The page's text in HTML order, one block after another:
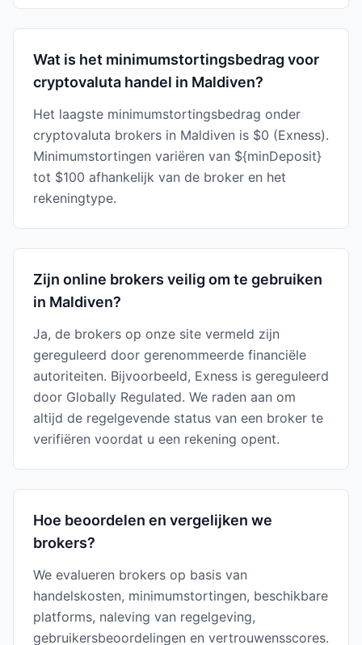
Wat is het minimumstortingsbedrag voor
cryptovaluta handel in Maldiven?
Het laagste minimumstortingsbedrag onder
cryptovaluta brokers in Maldiven is $0 (Exness).
Minimumstortingen variëren van ${minDeposit}
tot $100 afhankelijk van de broker en het
rekeningtype.
Zijn online brokers veilig om te gebruiken
in Maldiven?
Ja, de brokers op onze site vermeld zijn
gereguleerd door gerenommeerde financiële
autoriteiten. Bijvoorbeeld, Exness is gereguleerd
door Globally Regulated. We raden aan om
altijd de regelgevende status van een broker te
verifiëren voordat u een rekening opent.
Hoe beoordelen en vergelijken we
brokers?
We evalueren brokers op basis van
handelskosten, minimumstortingen, beschikbare
platforms, naleving van regelgeving,
gebruikersbeoordelingen en vertrouwensscores.